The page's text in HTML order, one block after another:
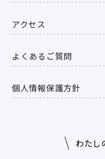
わたし
アクセス
よくあるご質問
個人情報保護方針